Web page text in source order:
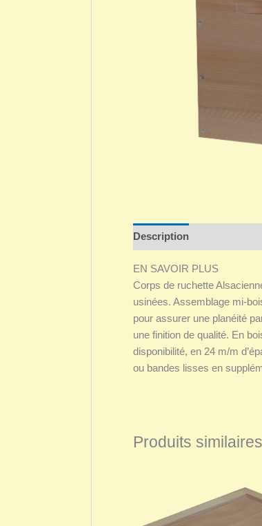
Description
EN SAVOIR PLUS
Corps de ruchette
usinées. Assemblage mi-
pour assurer une planéité
une finition de qualité. En
disponibilité, en 24 m/m
ou bandes lisses en
Produits similaires